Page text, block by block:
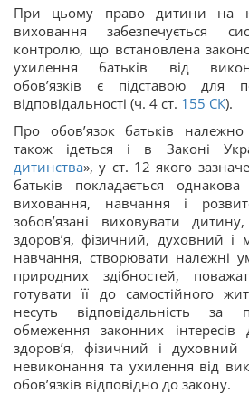
При цьому право дитини на
виховання забезпечується
контролю, що встановлена
ухилення батьків від
обов’язків є підставою для
відповідальності (ч. 4 ст. 155 СК).
Про обов’язок батьків
також ідеться і в Законі
дитинства», у ст. 12 якого
батьків покладається однакова
виховання, навчання і
зобов’язані виховувати
здоров’я, фізичний, духовний і
навчання, створювати належні
природних здібностей,
готувати її до самостійного
несуть відповідальність
обмеження законних
здоров’я, фізичний і духовний
невиконання та ухилення від
обов’язків відповідно до закону.